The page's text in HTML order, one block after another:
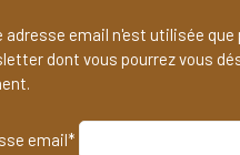
adresse email n'est utilisée que
dont vous pourrez vous
email*